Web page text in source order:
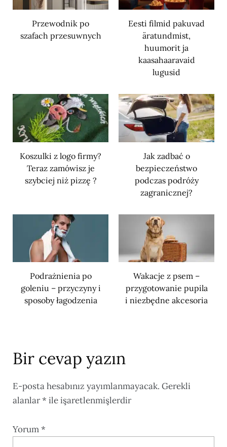
Przewodnik po
szafach przesuwnych
Eesti filmid pakuvad
äratundmist,
huumorit ja
kaasahaaravaid
lugusid
Koszulki z logo firmy?
Teraz zamówisz je
szybciej niż pizzę ?
Jak zadbać o
bezpieczeństwo
podczas podróży
zagranicznej?
Podrażnienia po
goleniu – przyczyny i
sposoby łagodzenia
Wakacje z psem –
przygotowanie pupila
i niezbędne akcesoria
Bir cevap yazın
E-posta hesabınız yayımlanmayacak. Gerekli
alanlar* ile işaretlenmişlerdir
Yorum*